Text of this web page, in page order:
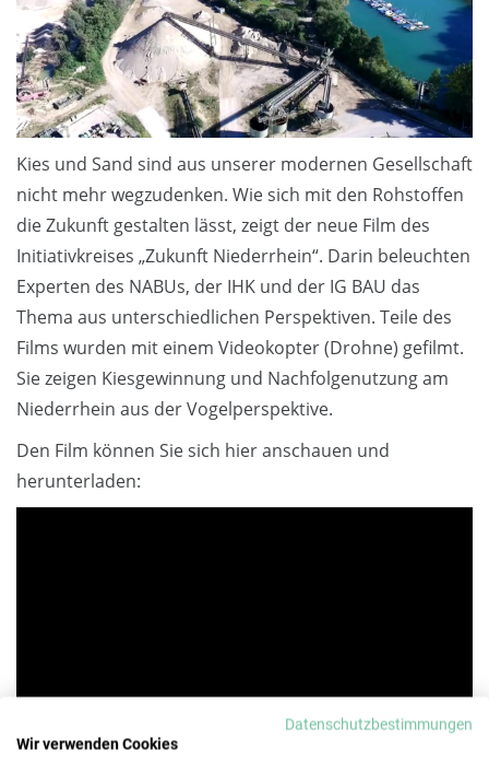
Kies und Sand sind aus unserer modernen Gesellschaft
nicht mehr wegzudenken. Wie sich mit den Rohstoffen
die Zukunft gestalten lässt, zeigt der neue Film des
Initiativkreises „Zukunft Niederrhein“. Darin beleuchten
Experten des NABUs, der IHK und der IG BAU das
Thema aus unterschiedlichen Perspektiven. Teile des
Films wurden mit einem Videokopter (Drohne) gefilmt.
Sie zeigen Kiesgewinnung und Nachfolgenutzung am
Niederrhein aus der Vogelperspektive.
Den Film können Sie sich hier anschauen und
herunterladen:
Datenschutzbestimmungen
Wir verwenden Cookies